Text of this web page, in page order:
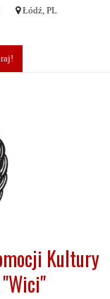
Łódź, PL
Kultury
"Wici"